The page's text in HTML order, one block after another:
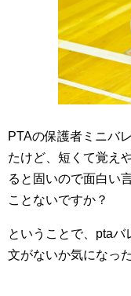
PTAの保護者ミニバ
たけど、短くて覚え
ると固いので面白い
ことないですか？
ということで、ptaバ
文がないか気になっ